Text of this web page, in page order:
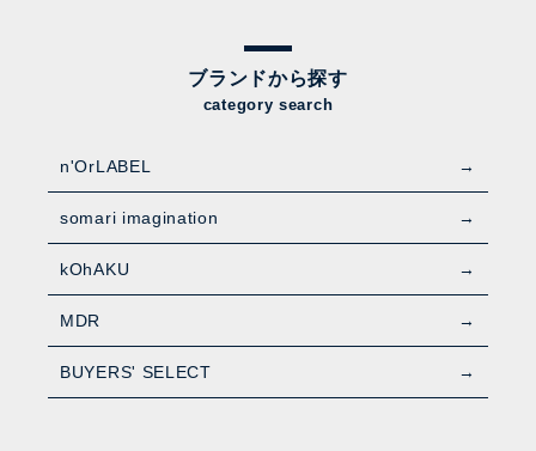
ブランドから探す
category search
n'OrLABEL
somari imagination
kOhAKU
MDR
BUYERS' SELECT